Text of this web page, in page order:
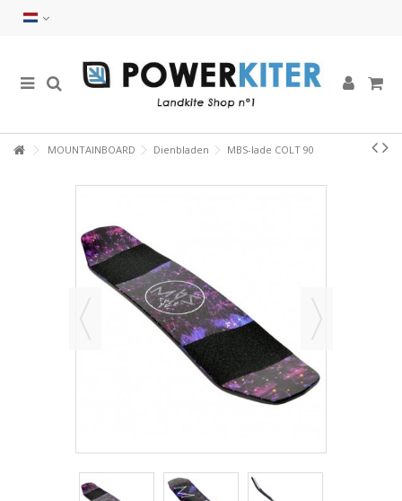
MOUNTAINBOARD Dienbladen MBS-lade COLT 90